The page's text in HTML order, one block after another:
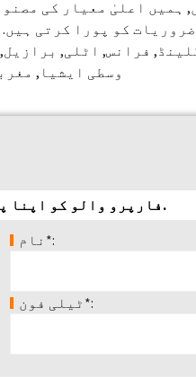
ہمیں اعلیٰ معیار کی
کو پورا کرتی
وسطی ایشیا,
فارپرو والو کو اپنا پسندیدہ پارٹنر سمجھنے کے لیے آپ کا شکریہ.
نام*:
ٹیلی فون*: